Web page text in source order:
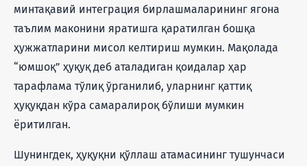
минтақавий интеграция бирлашмаларининг ягона
таълим маконини яратишга қаратилган бошқа
ҳужжатларини мисол келтириш мумкин. Мақолада
“юмшоқ” ҳуқуқ деб аталадиган қоидалар ҳар
тарафлама тўлиқ ўрганилиб, уларнинг қаттиқ
ҳуқуқдан кўра самаралироқ бўлиши мумкин
ёритилган.
Шунингдек, ҳуқуқни қўллаш атамасининг тушунчаси